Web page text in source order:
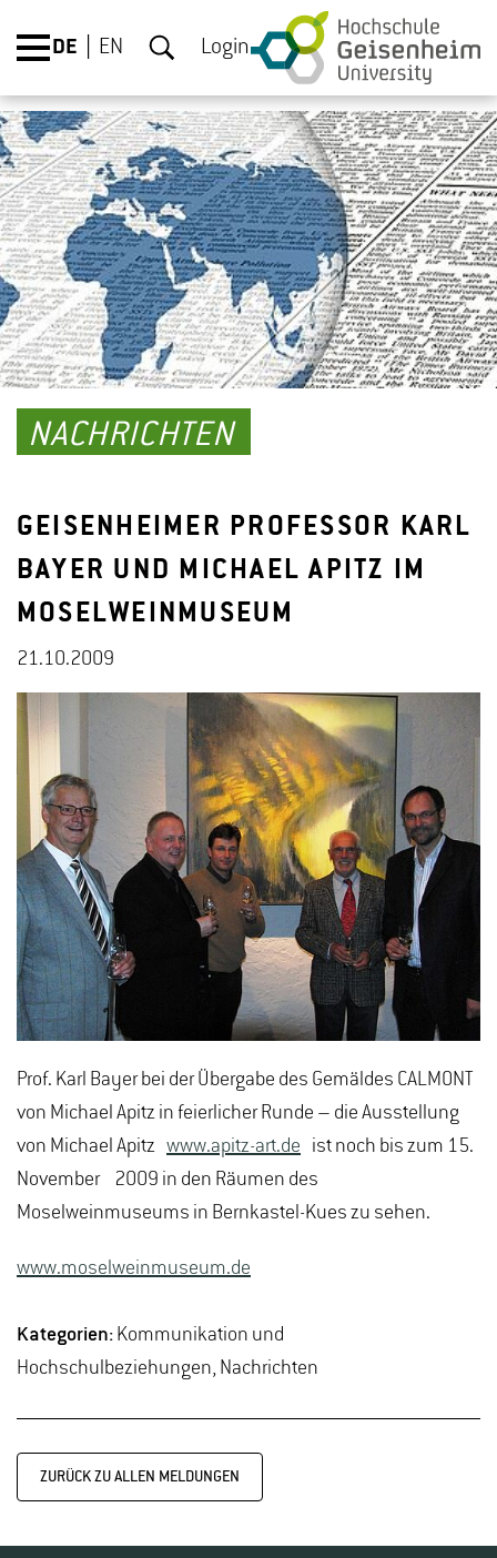
DE EN Login
NACHRICHTEN
GEISENHEIMER PROFESSOR KARL
BAYER UND MICHAEL APITZ IM
MOSELWEINMUSEUM
21.10.2009
Prof. Karl Bayer bei der Übergabe des Gemäldes CALMONT
von Michael Apitz in feierlicher Runde – die Ausstellung
von Michael Apitz www.apitz-art.de ist noch bis zum 15.
November 2009 in den Räumen des
Moselweinmuseums in Bernkastel-Kues zu sehen.
www.moselweinmuseum.de
Kategorien: Kommunikation und
Hochschulbeziehungen, Nachrichten
ZURÜCK ZU ALLEN MELDUNGEN